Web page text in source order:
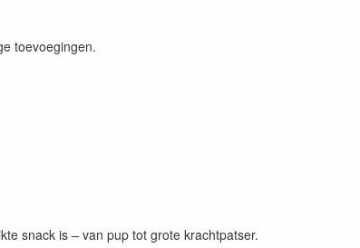
toevoegingen.
snack is – van pup tot grote krachtpatser.